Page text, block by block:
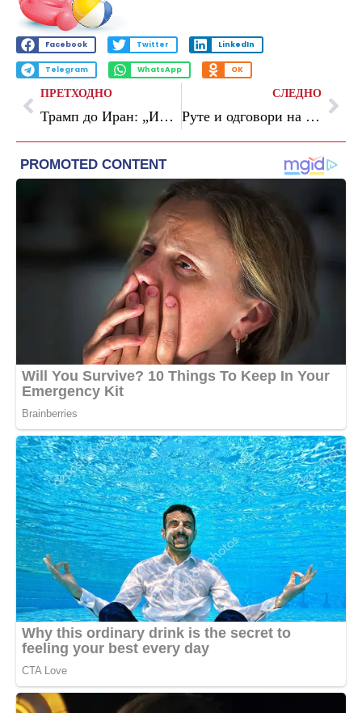
Facebook Twitter LinkedIn
Telegram WhatsApp OK
ПРЕТХОДНО
Трамп до Иран: „Имате уште една шанса, последната“
СЛЕДНО
Руте и одговори на Москва: „Бесмислено“